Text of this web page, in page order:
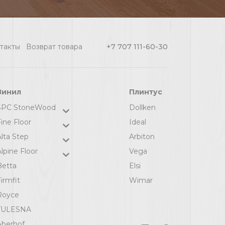
Возврат товара +7 707 111-60-30
StoneWood
Floor
Step
Floor
Плинтус
Dollken
Ideal
Arbiton
Vega
Elsi
Wimar